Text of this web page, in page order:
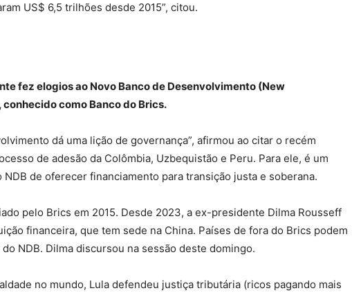
US$ 6,5 trilhões desde 2015”, citou.
fez elogios ao Novo Banco de Desenvolvimento (New
conhecido como Banco do Brics.
dá uma lição de governança”, afirmou ao citar o recém
de adesão da Colômbia, Uzbequistão e Peru. Para ele, é um
NDB de oferecer financiamento para transição justa e soberana.
pelo Brics em 2015. Desde 2023, a ex-presidente Dilma Rousseff
financeira, que tem sede na China. Países de fora do Brics podem
NDB. Dilma discursou na sessão deste domingo.
no mundo, Lula defendeu justiça tributária (ricos pagando mais